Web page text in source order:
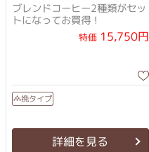
ブレンドコーヒー2種類がセッ
トになってお買得！
特価15,750円
挽タイプ
詳細を見る